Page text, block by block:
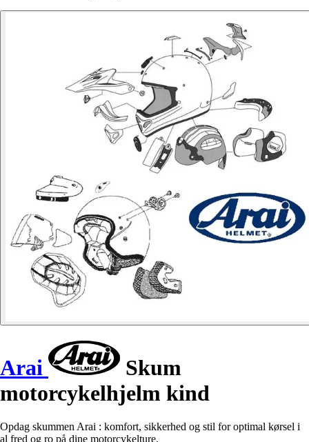
Arai
Skum
motorcykelhjelm kind
Opdag skummen Arai : komfort, sikkerhed og stil for optimal kørsel i
al fred og ro på dine motorcykelture.